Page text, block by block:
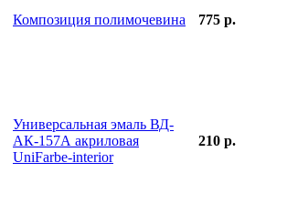
Композиция полимочевина 775 р.
Универсальная эмаль ВД-
АК-157А акриловая
UniFarbe-interior
210 р.